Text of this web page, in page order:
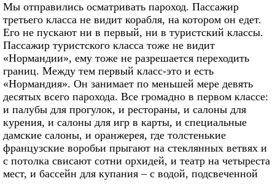
Мы отправились осматривать пароход. Пассажир
третьего класса не видит корабля, на котором он едет.
Его не пускают ни в первый, ни в туристский классы.
Пассажир туристского класса тоже не видит
«Нормандии», ему тоже не разрешается переходить
границ. Между тем первый класс-это и есть
«Нормандия». Он занимает по меньшей мере девять
десятых всего парохода. Все громадно в первом классе:
и палубы для прогулок, и рестораны, и салоны для
курения, и салоны для игр в карты, и специальные
дамские салоны, и оранжерея, где толстенькие
французские воробьи прыгают на стеклянных ветвях и
с потолка свисают сотни орхидей, и театр на четыреста
мест, и бассейн для купания – с водой, подсвеченной